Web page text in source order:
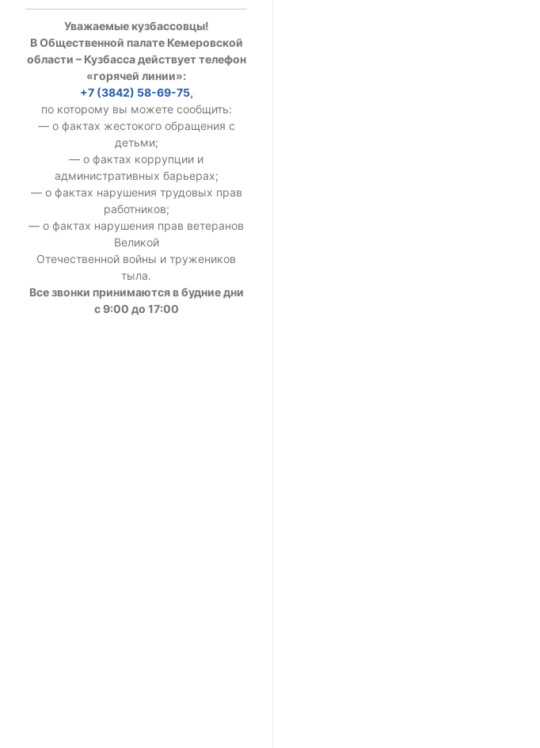
Уважаемые кузбассовцы!
В Общественной палате Кемеровской
области – Кузбасса действует телефон
«горячей линии»:
+7 (3842) 58-69-75,
по которому вы можете сообщить:
— о фактах жестокого обращения с
детьми;
— о фактах коррупции и
административных барьерах;
— о фактах нарушения трудовых прав
работников;
— о фактах нарушения прав ветеранов
Великой
Отечественной войны и тружеников
тыла.
Все звонки принимаются в будние дни
с 9:00 до 17:00